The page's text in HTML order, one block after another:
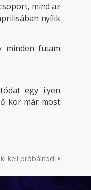
mind az
nyílik
minden futam
egy ilyen
kör már most
kell próbálnod!